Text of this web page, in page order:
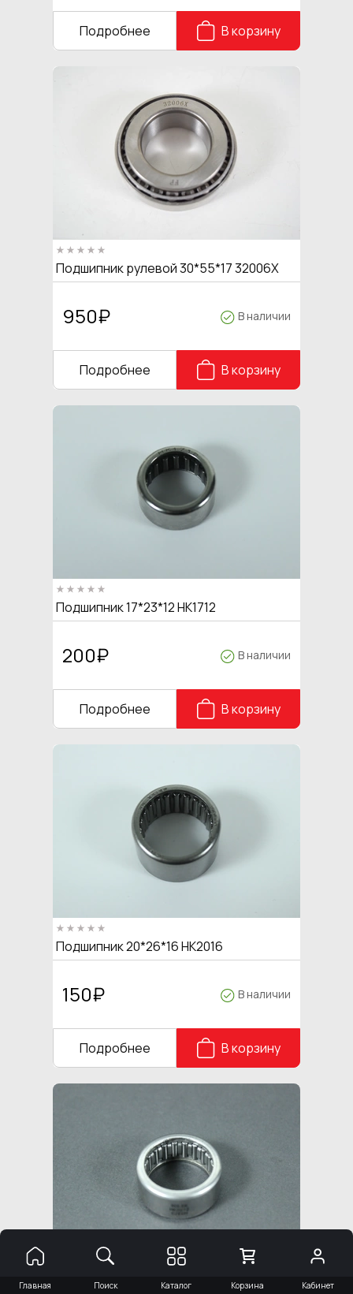
Подробнее В корзину
Подшипник рулевой 30*55*17 32006Х
950₽ В наличии
Подробнее В корзину
Подшипник 17*23*12 HK1712
200₽ В наличии
Подробнее В корзину
Подшипник 20*26*16 HK2016
150₽ В наличии
Подробнее В корзину
Подшипник 20*26*12 HK2012
Главная Поиск Каталог Корзина Кабинет